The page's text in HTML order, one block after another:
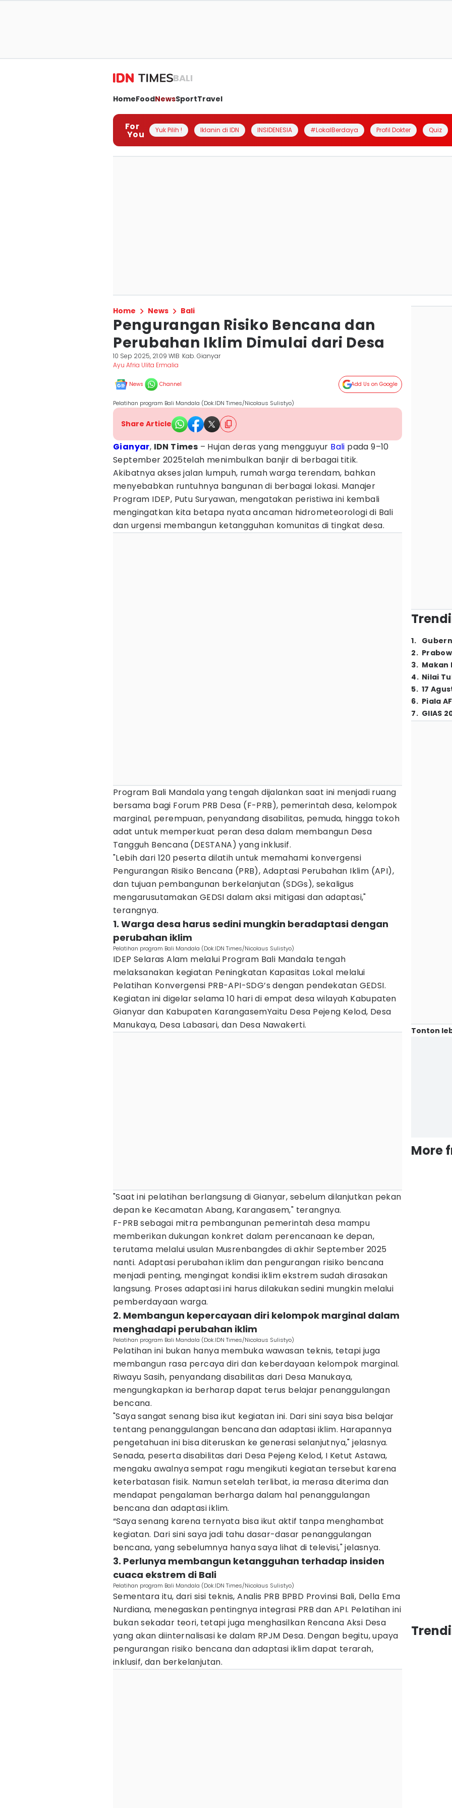
BALI
HomeFoodNewsSportTravel
For
You Yuk Pilih ! Iklanin di IDN INSIDENESIA #LokalBerdaya Profil Dokter Quiz
Home News Bali
Pengurangan Risiko Bencana dan
Perubahan Iklim Dimulai dari Desa
10 Sep 2025, 21:09 WIB Kab. Gianyar
Ayu Afria Ulita Ermalia
News Channel Add Us on Google
Pelatihan program Bali Mandala (Dok.IDN Times/Nicolaus Sulistyo)
Share Article
Gianyar, IDN Times – Hujan deras yang mengguyur Bali pada 9–10
September 2025telah menimbulkan banjir di berbagai titik.
Akibatnya akses jalan lumpuh, rumah warga terendam, bahkan
menyebabkan runtuhnya bangunan di berbagai lokasi. Manajer
Program IDEP, Putu Suryawan, mengatakan peristiwa ini kembali
mengingatkan kita betapa nyata ancaman hidrometeorologi di Bali
dan urgensi membangun ketangguhan komunitas di tingkat desa.
Program Bali Mandala yang tengah dijalankan saat ini menjadi ruang
bersama bagi Forum PRB Desa (F-PRB), pemerintah desa, kelompok
marginal, perempuan, penyandang disabilitas, pemuda, hingga tokoh
adat untuk memperkuat peran desa dalam membangun Desa
Tangguh Bencana (DESTANA) yang inklusif.
"Lebih dari 120 peserta dilatih untuk memahami konvergensi
Pengurangan Risiko Bencana (PRB), Adaptasi Perubahan Iklim (API),
dan tujuan pembangunan berkelanjutan (SDGs), sekaligus
mengarusutamakan GEDSI dalam aksi mitigasi dan adaptasi,"
terangnya.
1. Warga desa harus sedini mungkin beradaptasi dengan
perubahan iklim
Pelatihan program Bali Mandala (Dok.IDN Times/Nicolaus Sulistyo)
IDEP Selaras Alam melalui Program Bali Mandala tengah
melaksanakan kegiatan Peningkatan Kapasitas Lokal melalui
Pelatihan Konvergensi PRB-API-SDG’s dengan pendekatan GEDSI.
Kegiatan ini digelar selama 10 hari di empat desa wilayah Kabupaten
Gianyar dan Kabupaten KarangasemYaitu Desa Pejeng Kelod, Desa
Manukaya, Desa Labasari, dan Desa Nawakerti.
"Saat ini pelatihan berlangsung di Gianyar, sebelum dilanjutkan pekan
depan ke Kecamatan Abang, Karangasem," terangnya.
F-PRB sebagai mitra pembangunan pemerintah desa mampu
memberikan dukungan konkret dalam perencanaan ke depan,
terutama melalui usulan Musrenbangdes di akhir September 2025
nanti. Adaptasi perubahan iklim dan pengurangan risiko bencana
menjadi penting, mengingat kondisi iklim ekstrem sudah dirasakan
langsung. Proses adaptasi ini harus dilakukan sedini mungkin melalui
pemberdayaan warga.
2. Membangun kepercayaan diri kelompok marginal dalam
menghadapi perubahan iklim
Pelatihan program Bali Mandala (Dok.IDN Times/Nicolaus Sulistyo)
Pelatihan ini bukan hanya membuka wawasan teknis, tetapi juga
membangun rasa percaya diri dan keberdayaan kelompok marginal.
Riwayu Sasih, penyandang disabilitas dari Desa Manukaya,
mengungkapkan ia berharap dapat terus belajar penanggulangan
bencana.
"Saya sangat senang bisa ikut kegiatan ini. Dari sini saya bisa belajar
tentang penanggulangan bencana dan adaptasi iklim. Harapannya
pengetahuan ini bisa diteruskan ke generasi selanjutnya," jelasnya.
Senada, peserta disabilitas dari Desa Pejeng Kelod, I Ketut Astawa,
mengaku awalnya sempat ragu mengikuti kegiatan tersebut karena
keterbatasan fisik. Namun setelah terlibat, ia merasa diterima dan
mendapat pengalaman berharga dalam hal penanggulangan
bencana dan adaptasi iklim.
“Saya senang karena ternyata bisa ikut aktif tanpa menghambat
kegiatan. Dari sini saya jadi tahu dasar-dasar penanggulangan
bencana, yang sebelumnya hanya saya lihat di televisi," jelasnya.
3. Perlunya membangun ketangguhan terhadap insiden
cuaca ekstrem di Bali
Pelatihan program Bali Mandala (Dok.IDN Times/Nicolaus Sulistyo)
Sementara itu, dari sisi teknis, Analis PRB BPBD Provinsi Bali, Della Ema
Nurdiana, menegaskan pentingnya integrasi PRB dan API. Pelatihan ini
bukan sekadar teori, tetapi juga menghasilkan Rencana Aksi Desa
yang akan diinternalisasi ke dalam RPJM Desa. Dengan begitu, upaya
pengurangan risiko bencana dan adaptasi iklim dapat terarah,
inklusif, dan berkelanjutan.
1.
2.
3. Makan
4. Nilai
5. 17
6. Piala
7. GIIAS
Tonton
More